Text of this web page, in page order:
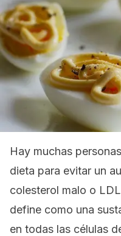
Hay muchas
dieta para evitar un
colesterol malo o
define como una
en todas las células